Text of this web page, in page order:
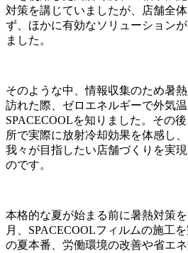
対策を講じていましたが、店舗全
ず、ほかに有効なソリューション
ました。
そのような中、情報収集のため暑
訪れた際、ゼロエネルギーで外気
SPACECOOLを知りました。その
所で実際に放射冷却効果を体感し
我々が目指したい店舗づくりを実
のです。
本格的な夏が始まる前に暑熱対策
月、SPACECOOLフィルムの施工
の夏本番、労働環境の改善や省エ